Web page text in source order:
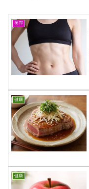
美容
健康
健康